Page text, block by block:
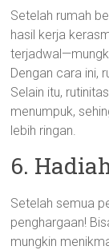
Setelah rumah
hasil kerja
Dengan cara ini,
Selain itu,
menumpuk,
lebih ringan.
6.
Setelah semua
penghargaan!
mungkin